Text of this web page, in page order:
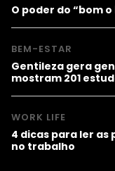
O poder do “bom
BEM-ESTAR
Gentileza gera
mostram 201
WORK LIFE
4 dicas para ler
no trabalho